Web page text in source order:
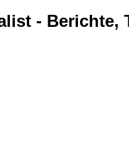
- Berichte,